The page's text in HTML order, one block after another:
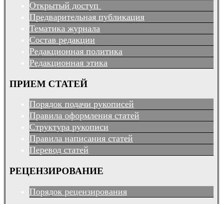
Открытый доступ
Предварительная публикация
Тематика журнала
Состав редакции
Редакционная политика
Редакционная этика
ПРИЕМ СТАТЕЙ
Порядок подачи рукописей
Правила оформления статей
Структура рукописи
Правила написания статей
Перевод статей
РЕЦЕНЗИРОВАНИЕ
Порядок рецензирования